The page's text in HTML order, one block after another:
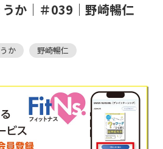
か｜＃039｜野崎暢仁
か 野崎暢仁